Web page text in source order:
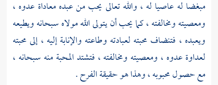
مبغضا له عاصيا له ، والله تعالى يحب من عبده معاداة عدوه ،
ومعصيته ومخالفته ، كما يحب أن يتولى الله مولاه سبحانه ويطيعه
ويعبده ، فتنضاف محبته لعبادته وطاعته والإنابة إليه ، إلى محبته
لعداوة عدوه ، ومعصيته ومخالفته ، فتشتد المحبة منه سبحانه ،
مع حصول محبوبه ، وهذا هو حقيقة الفرح .